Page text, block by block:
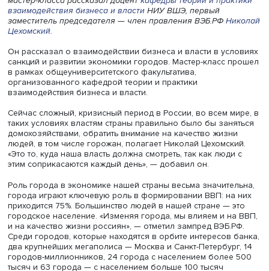
Жилье, в котором живут россияне, менее старое, чем в
развитых странах, а остановки общественного
правило, расположены в пешей доступности. Сейчас, в
внимание улучшению качества жизни граждан. Об этом
мастер-класса рассказал доценткафедры теории и
взаимодействия бизнеса и властиНИУ ВШЭ, первый
заместитель председателя — член правления ВЭБ.РФ
Он рассказал о взаимодействии бизнеса и власти в
санкций и развитии экономики городов. Мастер-класс
в рамках общеуниверситетского факультатива,
организованного кафедрой теории и практики
взаимодействия бизнеса и власти.
Сейчас сложный, кризисный период в России, во всем
таких условиях властям страны правильно было бы
домохозяйствами, обратить внимание на качество
людей, в том числе горожан, полагает Николай
«Это то, куда наша власть должна смотреть, так как
этим соприкасаются каждый день», — добавил он.